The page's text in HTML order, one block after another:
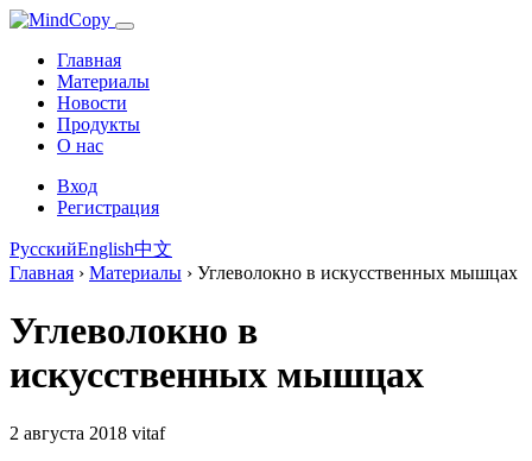
Главная
Материалы
Новости
Продукты
О нас
Вход
Регистрация
РусскийEnglish中文
Главная › Материалы › Углеволокно в искусственных мышцах
Углеволокно в
искусственных мышцах
2 августа 2018 vitaf